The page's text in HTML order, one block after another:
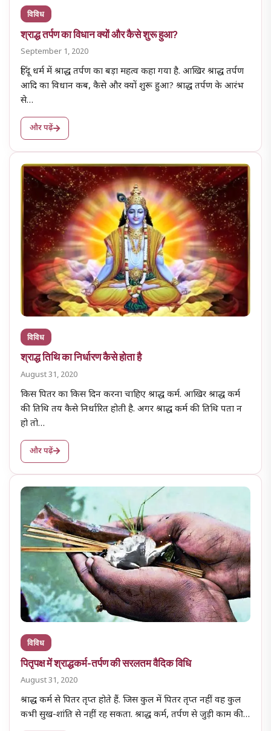
विविध
श्राद्ध तर्पण का विधान क्यों और कैसे शुरू हुआ?
September 1, 2020
हिंदू धर्म में श्राद्ध तर्पण का बड़ा महत्व कहा गया है. आखिर श्राद्ध तर्पण
आदि का विधान कब, कैसे और क्यों शुरू हुआ? श्राद्ध तर्पण के आरंभ
से…
और पढ़ें
विविध
श्राद्ध तिथि का निर्धारण कैसे होता है
August 31, 2020
किस पितर का किस दिन करना चाहिए श्राद्ध कर्म. आखिर श्राद्ध कर्म
की तिथि तय कैसे निर्धारित होती है. अगर श्राद्ध कर्म की तिथि पता न
हो तो…
और पढ़ें
विविध
पितृपक्ष में श्राद्धकर्म-तर्पण की सरलतम वैदिक विधि
August 31, 2020
श्राद्ध कर्म से पितर तृप्त होते हैं. जिस कुल में पितर तृप्त नहीं वह कुल
कभी सुख-शांति से नहीं रह सकता. श्राद्ध कर्म, तर्पण से जुड़ी काम की…